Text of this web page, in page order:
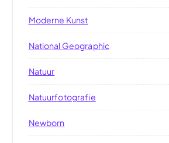
Moderne Kunst
National Geographic
Natuur
Natuurfotografie
Newborn